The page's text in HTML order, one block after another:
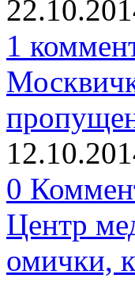
1
0
Центр
омички,